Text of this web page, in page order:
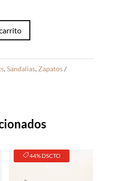
, Sandalias, Zapatos
44% DSCTO